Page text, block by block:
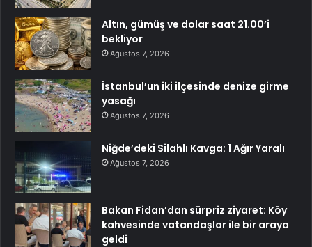
Altın, gümüş ve dolar saat 21.00’i
bekliyor
Ağustos 7, 2026
İstanbul’un iki ilçesinde denize girme
yasağı
Ağustos 7, 2026
Niğde’deki Silahlı Kavga: 1 Ağır Yaralı
Ağustos 7, 2026
Bakan Fidan’dan sürpriz ziyaret: Köy
kahvesinde vatandaşlar ile bir araya
geldi